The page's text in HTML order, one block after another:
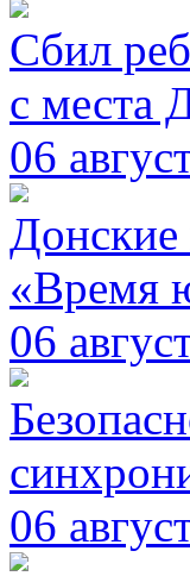
Сбил
с места
06
Донские
«Время
06
06